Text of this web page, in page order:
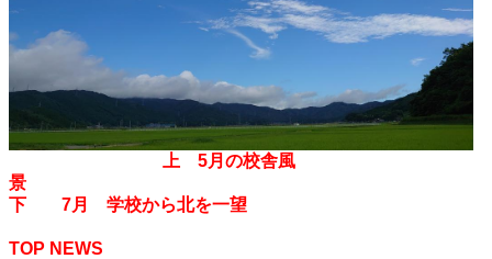
上 5月の校舎風
下 7月 学校から北を一望
TOP NEWS